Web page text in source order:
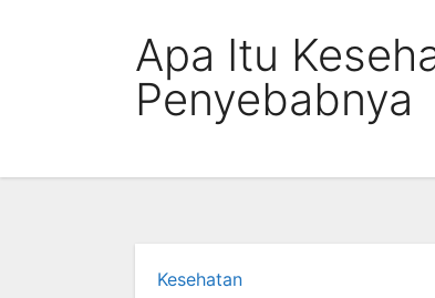
Apa Itu
Penyebabnya
Kesehatan